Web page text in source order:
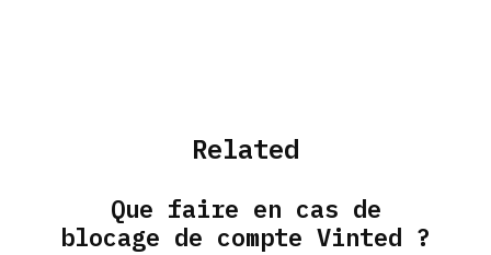
Related
Que faire en cas de
blocage de compte Vinted ?